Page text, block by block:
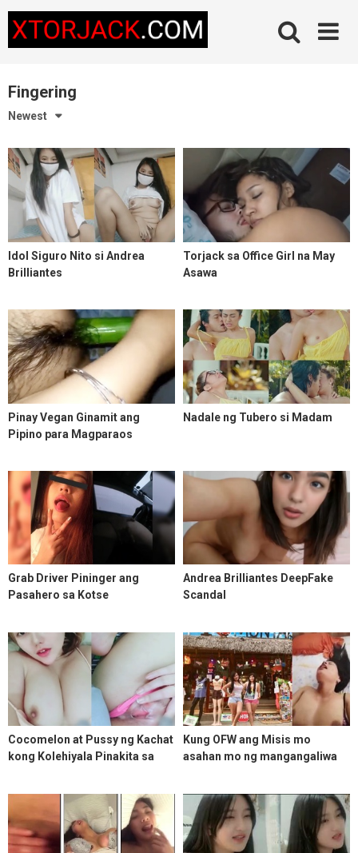
content
Fingering
Newest
Idol Siguro Nito si Andrea
Brilliantes
Torjack sa Office Girl na May
Asawa
Pinay Vegan Ginamit ang
Pipino para Magparaos
Nadale ng Tubero si Madam
Grab Driver Pininger ang
Pasahero sa Kotse
Andrea Brilliantes DeepFake
Scandal
Cocomelon at Pussy ng Kachat
kong Kolehiyala Pinakita sa
Kung OFW ang Misis mo
asahan mo ng mangangaliwa